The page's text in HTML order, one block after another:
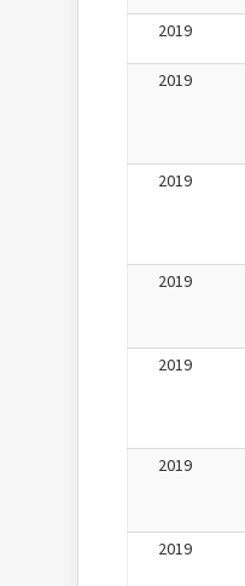
2019
2019
2019
2019
2019
2019
2019